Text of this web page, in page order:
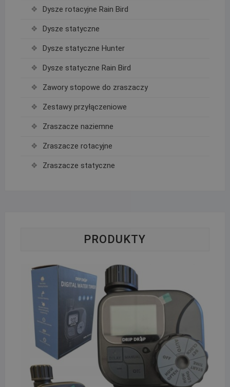
Dysze rotacyjne Rain Bird
Dysze statyczne
Dysze statyczne Hunter
Dysze statyczne Rain Bird
Zawory stopowe do zraszaczy
Zestawy przyłączeniowe
Zraszacze naziemne
Zraszacze rotacyjne
Zraszacze statyczne
PRODUKTY